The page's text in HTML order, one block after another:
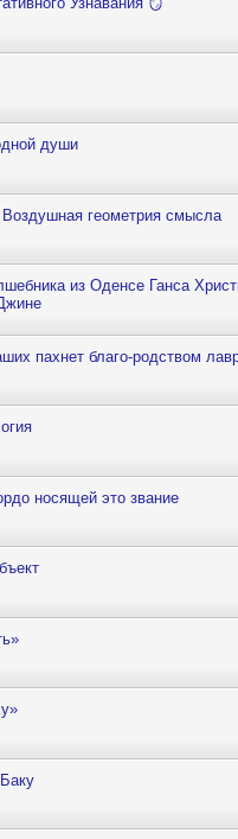
души
геометрия смысла
из Оденсе Ганса
пахнет благо-родством
носящей это звание